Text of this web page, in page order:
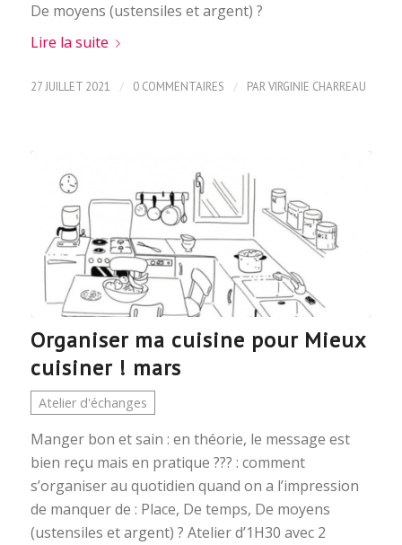
De moyens (ustensiles et argent) ?
Lire la suite
27 JUILLET 2021 / 0 COMMENTAIRES / PARVIRGINIE CHARREAU
Organiser ma cuisine pour Mieux
cuisiner ! mars
Atelier d'échanges
Manger bon et sain : en théorie, le message est
bien reçu mais en pratique ??? : comment
s’organiser au quotidien quand on a l’impression
de manquer de : Place, De temps, De moyens
(ustensiles et argent) ? Atelier d’1H30 avec 2